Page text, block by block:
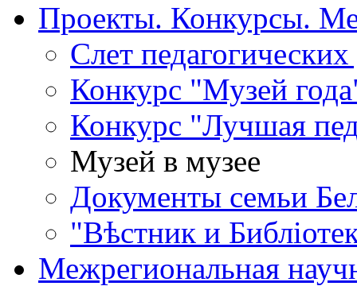
Проекты. Конкурсы.
Cлет
Конкурс "Музей
Конкурс "Лучшая
Музей в музее
Документы семьи
"Вѣстник и
Межрегиональная